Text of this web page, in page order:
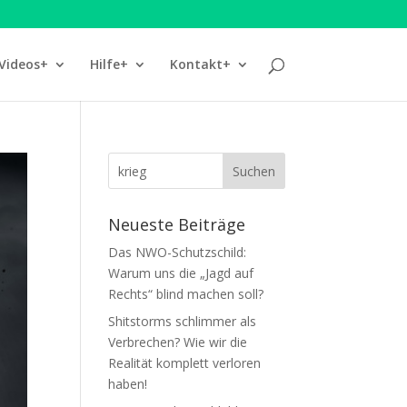
Hilfe+ Kontakt+
Neueste Beiträge
Das NWO-Schutzschild:
Warum uns die „Jagd auf
Rechts“ blind machen soll?
Shitstorms schlimmer als
Verbrechen? Wie wir die
Realität komplett verloren
haben!